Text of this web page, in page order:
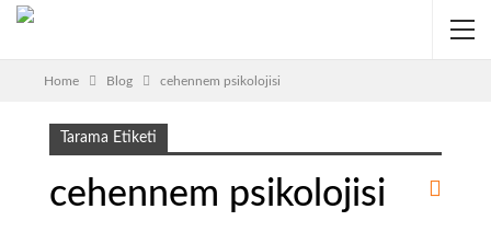
Home Blog cehennem psikolojisi
Tarama Etiketi
cehennem psikolojisi